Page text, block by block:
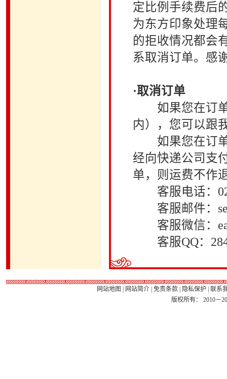
定比例手续费后
为东方印象处理
的拒收情况都会
系取消订单。感
·取消订单
如果您在订单
内），您可以跟
如果您在订单
经向快递公司支
单，则运费不作
客服电话：021
客服邮件：
客服微信：
客服QQ：
网站地图 网站简介 免责条款 隐私保护
联系
版权所有： 2010－